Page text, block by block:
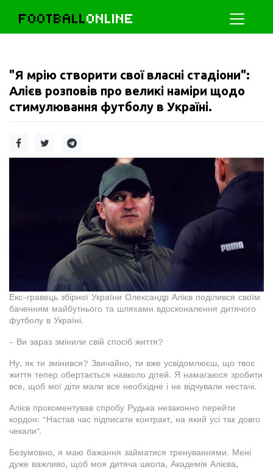
FOOTBALLONLINE
"Я мрію створити свої власні стадіони":
Алієв розповів про великі наміри щодо
стимулювання футболу в Україні.
Екс-гравець збірної України Олександр Алієв поділився своїм
баченням майбутнього та шляхами вдосконалення дитячого
футболу в Україні.
- Ви зараз змінили свій спосіб життя?
Ну, як ти змінився? Звичайно, ти вже усвідомлюєш, що твоє
життя тепер обертається навколо дітей. Я намагаюся зробити
все, щоб мої діти мали все необхідне і не відчували нестачі.
Алієв прокоментував спробу Рудька незаконно перейти
кордон: "Настав час підписати контракт, на який усі так довго
чекали".
Безумовно, я маю бажання займатися тренуваннями. Мені
дуже важливо, щоб моя дитяча школа, Академія Алієва,